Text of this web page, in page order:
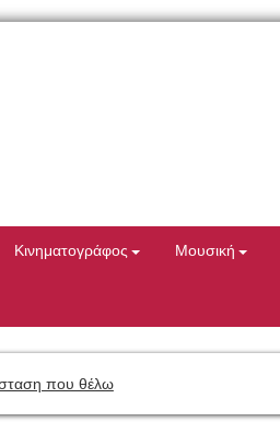
Κινηματογράφος Μουσική
που θέλω